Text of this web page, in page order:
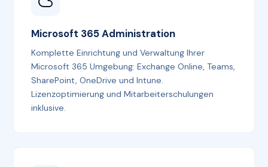
Microsoft 365 Administration
Komplette Einrichtung und Verwaltung Ihrer
Microsoft 365 Umgebung: Exchange Online, Teams,
SharePoint, OneDrive und Intune.
Lizenzoptimierung und Mitarbeiterschulungen
inklusive.